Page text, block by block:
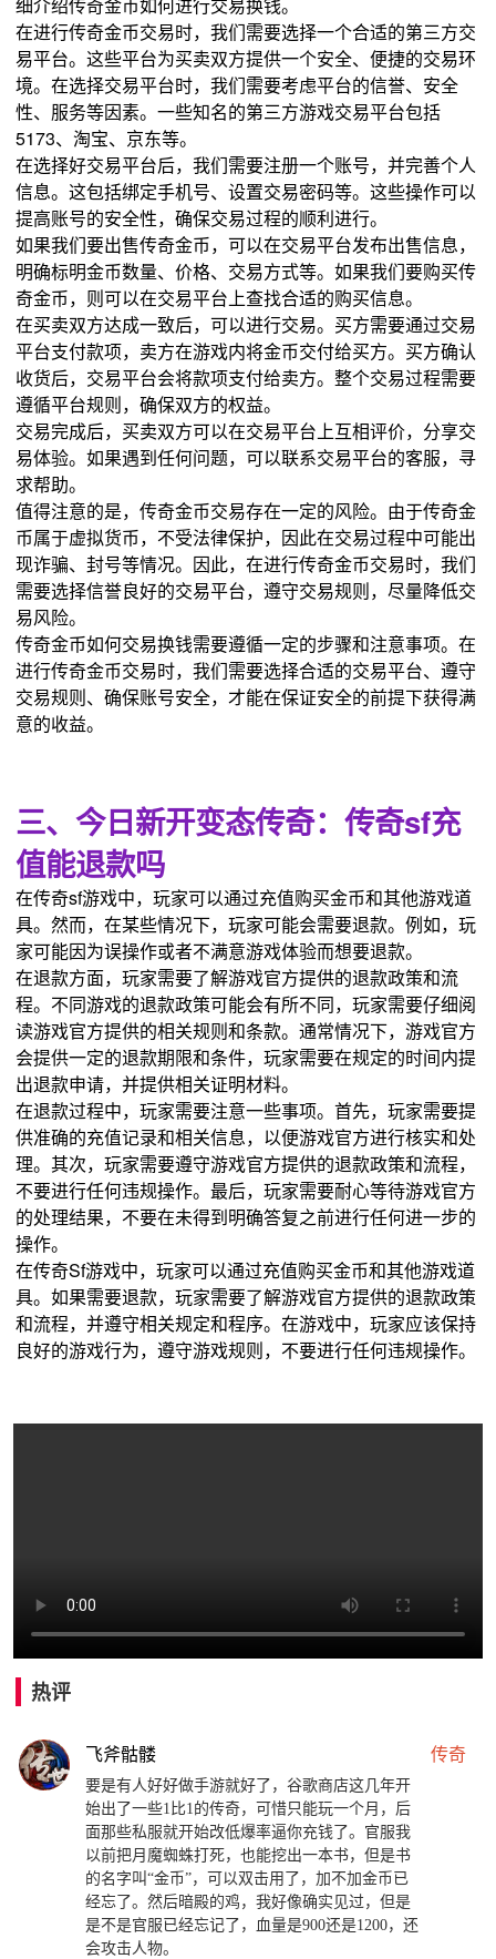
细介绍传奇金币如何进行交易换钱。
在进行传奇金币交易时，我们需要选择一个合适的第三方交
易平台。这些平台为买卖双方提供一个安全、便捷的交易环
境。在选择交易平台时，我们需要考虑平台的信誉、安全
性、服务等因素。一些知名的第三方游戏交易平台包括
5173、淘宝、京东等。
在选择好交易平台后，我们需要注册一个账号，并完善个人
信息。这包括绑定手机号、设置交易密码等。这些操作可以
提高账号的安全性，确保交易过程的顺利进行。
如果我们要出售传奇金币，可以在交易平台发布出售信息，
明确标明金币数量、价格、交易方式等。如果我们要购买传
奇金币，则可以在交易平台上查找合适的购买信息。
在买卖双方达成一致后，可以进行交易。买方需要通过交易
平台支付款项，卖方在游戏内将金币交付给买方。买方确认
收货后，交易平台会将款项支付给卖方。整个交易过程需要
遵循平台规则，确保双方的权益。
交易完成后，买卖双方可以在交易平台上互相评价，分享交
易体验。如果遇到任何问题，可以联系交易平台的客服，寻
求帮助。
值得注意的是，传奇金币交易存在一定的风险。由于传奇金
币属于虚拟货币，不受法律保护，因此在交易过程中可能出
现诈骗、封号等情况。因此，在进行传奇金币交易时，我们
需要选择信誉良好的交易平台，遵守交易规则，尽量降低交
易风险。
传奇金币如何交易换钱需要遵循一定的步骤和注意事项。在
进行传奇金币交易时，我们需要选择合适的交易平台、遵守
交易规则、确保账号安全，才能在保证安全的前提下获得满
意的收益。
三、今日新开变态传奇：传奇sf充
值能退款吗
在传奇sf游戏中，玩家可以通过充值购买金币和其他游戏道
具。然而，在某些情况下，玩家可能会需要退款。例如，玩
家可能因为误操作或者不满意游戏体验而想要退款。
在退款方面，玩家需要了解游戏官方提供的退款政策和流
程。不同游戏的退款政策可能会有所不同，玩家需要仔细阅
读游戏官方提供的相关规则和条款。通常情况下，游戏官方
会提供一定的退款期限和条件，玩家需要在规定的时间内提
出退款申请，并提供相关证明材料。
在退款过程中，玩家需要注意一些事项。首先，玩家需要提
供准确的充值记录和相关信息，以便游戏官方进行核实和处
理。其次，玩家需要遵守游戏官方提供的退款政策和流程，
不要进行任何违规操作。最后，玩家需要耐心等待游戏官方
的处理结果，不要在未得到明确答复之前进行任何进一步的
操作。
在传奇Sf游戏中，玩家可以通过充值购买金币和其他游戏道
具。如果需要退款，玩家需要了解游戏官方提供的退款政策
和流程，并遵守相关规定和程序。在游戏中，玩家应该保持
良好的游戏行为，遵守游戏规则，不要进行任何违规操作。
热评
飞斧骷髅 传奇
要是有人好好做手游就好了，谷歌商店这几年开
始出了一些1比1的传奇，可惜只能玩一个月，后
面那些私服就开始改低爆率逼你充钱了。官服我
以前把月魔蜘蛛打死，也能挖出一本书，但是书
的名字叫“金币”，可以双击用了，加不加金币已
经忘了。然后暗殿的鸡，我好像确实见过，但是
是不是官服已经忘记了，血量是900还是1200，还
会攻击人物。